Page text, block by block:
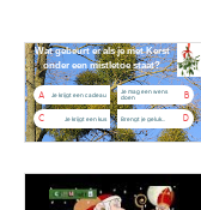
Wat gebeurt er als je met Kerst
onder een mistletoe staat?
A Je krijgt een cadeau B
Je mag een wens
doen
C Je krijgt een kus D
Brengt je geluk...